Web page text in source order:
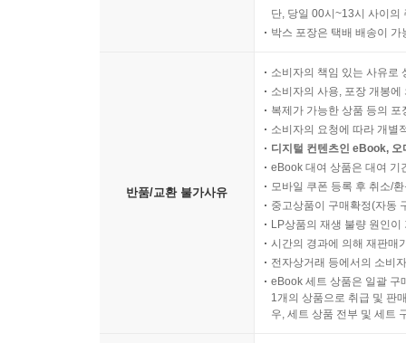
단, 당일 00시~13시 사이의
박스 포장은 택배 배송이
반품/교환 불가사유
소비자의 책임 있는 사유로
소비자의 사용, 포장 개봉
복제가 가능한 상품 등의
소비자의 요청에 따라 개별
디지털 컨텐츠인 eBook,
eBook 대여 상품은 대여 기
모바일 쿠폰 등록 후 취소/
중고상품이 구매확정(자동
LP상품의 재생 불량 원인
시간의 경과에 의해 재판매
전자상거래 등에서의 소비
eBook 세트 상품은 일괄 구
1개의 상품으로 취급 및 판
우, 세트 상품 전부 및 세트